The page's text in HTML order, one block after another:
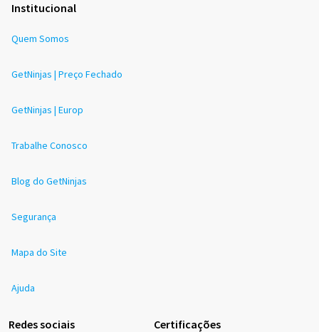
Institucional
Quem Somos
GetNinjas | Preço Fechado
GetNinjas | Europ
Trabalhe Conosco
Blog do GetNinjas
Segurança
Mapa do Site
Ajuda
Redes sociais Certificações